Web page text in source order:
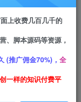
的全球流量洼
上收费几百几千的
、脚本源码等资源，
(推广佣金70%)， 全
一样的知识付费平